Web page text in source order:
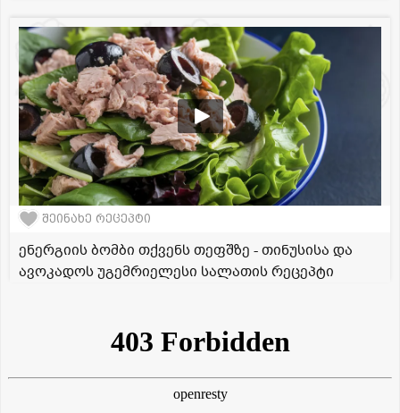
შეინახე რეცეპტი
ენერგიის ბომბი თქვენს თეფშზე - თინუსისა და
ავოკადოს უგემრიელესი სალათის რეცეპტი